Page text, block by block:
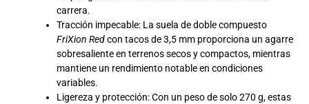
carrera.
Tracción impecable: La suela de doble compuesto
FriXion Redcon tacos de 3,5 mm proporciona un agarre
sobresaliente en terrenos secos y compactos, mientras
mantiene un rendimiento notable en condiciones
variables.
Ligereza y protección: Con un peso de solo 270 g, estas